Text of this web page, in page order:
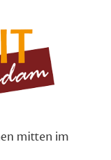
mitten im